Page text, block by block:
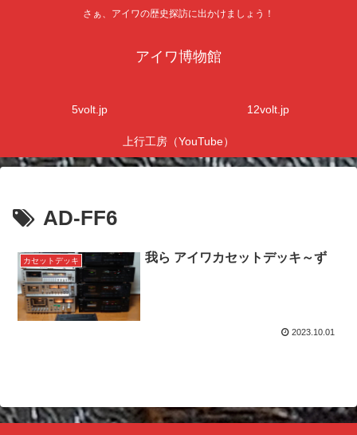
さぁ、アイワの歴史探訪に出かけましょう！
アイワ博物館
5volt.jp 12volt.jp
上行工房（YouTube）
AD-FF6
カセットデッキ 我ら アイワカセットデッキ～ず
2023.10.01